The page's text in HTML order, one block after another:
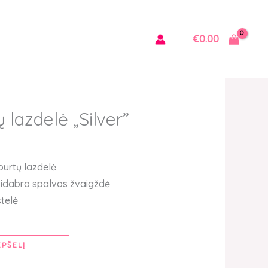
€0.00
„Silver”
lazdelė
spalvos žvaigždė